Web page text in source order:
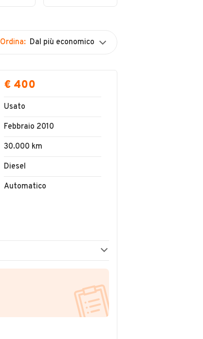
Ordina: Dal più economico
€ 400
Usato
Febbraio 2010
30.000 km
Diesel
Automatico